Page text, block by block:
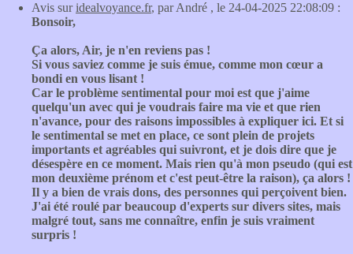
Avis suridealvoyance.fr, par André , le 24-04-2025 22:08:09 :
Bonsoir,
Ça alors, Air, je n'en reviens pas !
Si vous saviez comme je suis émue, comme mon cœur a
bondi en vous lisant !
Car le problème sentimental pour moi est que j'aime
quelqu'un avec qui je voudrais faire ma vie et que rien
n'avance, pour des raisons impossibles à expliquer ici. Et si
le sentimental se met en place, ce sont plein de projets
importants et agréables qui suivront, et je dois dire que je
désespère en ce moment. Mais rien qu'à mon pseudo (qui est
mon deuxième prénom et c'est peut-être la raison), ça alors !
Il y a bien de vrais dons, des personnes qui perçoivent bien.
J'ai été roulé par beaucoup d'experts sur divers sites, mais
malgré tout, sans me connaître, enfin je suis vraiment
surpris !